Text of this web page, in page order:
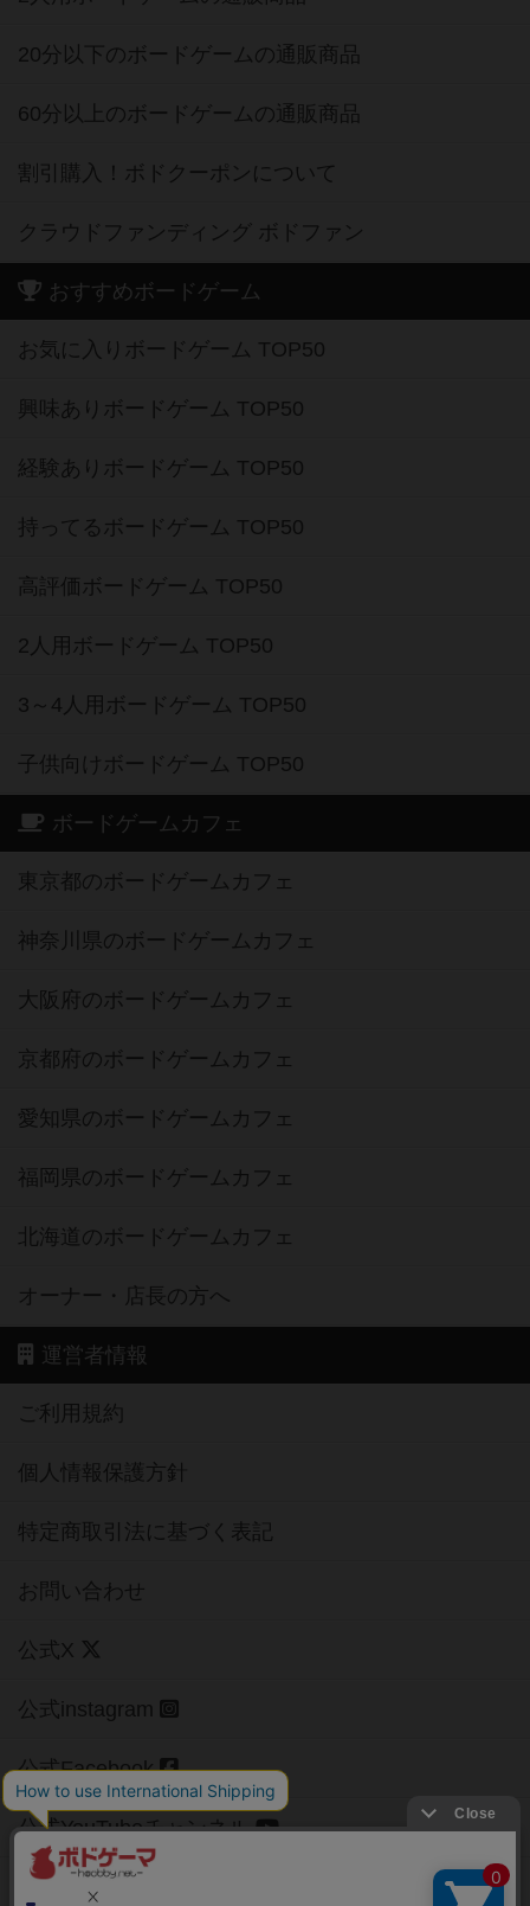
20分以下のボードゲームの通販商品
60分以上のボードゲームの通販商品
割引購入！ボドクーポンについて
クラウドファンディング ボドファン
おすすめボードゲーム
お気に入りボードゲーム TOP50
興味ありボードゲーム TOP50
経験ありボードゲーム TOP50
持ってるボードゲーム TOP50
高評価ボードゲーム TOP50
2人用ボードゲーム TOP50
3～4人用ボードゲーム TOP50
子供向けボードゲーム TOP50
ボードゲームカフェ
東京都のボードゲームカフェ
神奈川県のボードゲームカフェ
大阪府のボードゲームカフェ
京都府のボードゲームカフェ
愛知県のボードゲームカフェ
福岡県のボードゲームカフェ
北海道のボードゲームカフェ
オーナー・店長の方へ
運営者情報
ご利用規約
個人情報保護方針
特定商取引法に基づく表記
お問い合わせ
公式X
公式instagram
公式Facebook
公式YouTubeチャンネル